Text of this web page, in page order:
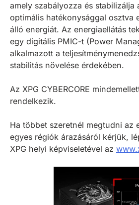
amely szabályozza és stabilizálja
optimális hatékonysággal osztva
álló energiát. Az energiaellátás
egy digitális PMIC-t (Power
alkalmazott a
stabilitás növelése érdekében.
Az XPG CYBERCORE
rendelkezik.
Ha többet szeretnél megtudni az
egyes régiók árazásáról kérjük,
XPG helyi képviseletével az